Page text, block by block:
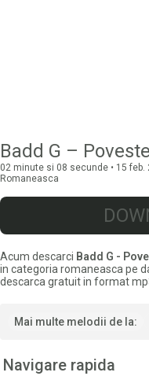
Badd G –
02 minute si 08 secunde • 15 feb.
Romaneasca
Acum descarci Badd G -
in categoria romaneasca pe
descarca gratuit in format
Mai multe melodii de la:
Navigare rapida